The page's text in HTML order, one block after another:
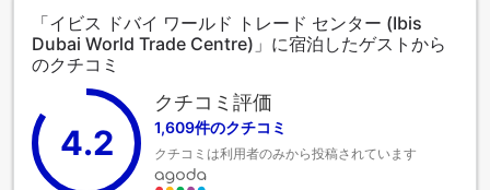
トサービスでは、レジャーやアドベンチャーのチケット手配
や予約をサポートしています。 イビス ドバイ ワールド トレ
ード センターで提供されるランドリーサービスを利用して、
お好みの服装で常にベストな装いを。 ゆったりとした日中や
夜には、ルームサービスなどの室内設備・サービスで、お部
屋での滞在を最大限にお楽しみいただけます。 健康上の理由
により、当宿泊施設内は全面禁煙です。 喫煙は、当宿泊施設
によって指定された喫煙ゾーンでのみ許可されています。イ
「イビス ドバイ ワールド トレード センター (Ibis
Dubai World Trade Centre)」に宿泊したゲストから
のクチコミ
4.2
クチコミ評価
1,609件のクチコミ
クチコミは利用者のみから投稿されています